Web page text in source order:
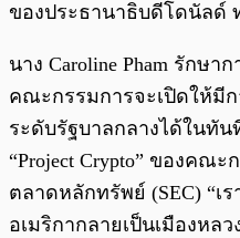
ของประธานาธิบดีโดนัลด์
นาง Caroline Pham รักษา
คณะกรรมการจะเปิดให้มี
ระดับรัฐบาลกลางได้ในทั
“Project Crypto” ของคณ
ตลาดหลักทรัพย์ (SEC) “เ
อเมริกากลายเป็นเมืองหล